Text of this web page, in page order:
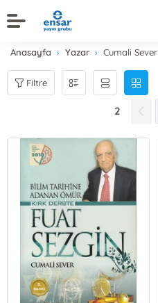
Anasayfa Yazar Cumali Sever
Filtre
2